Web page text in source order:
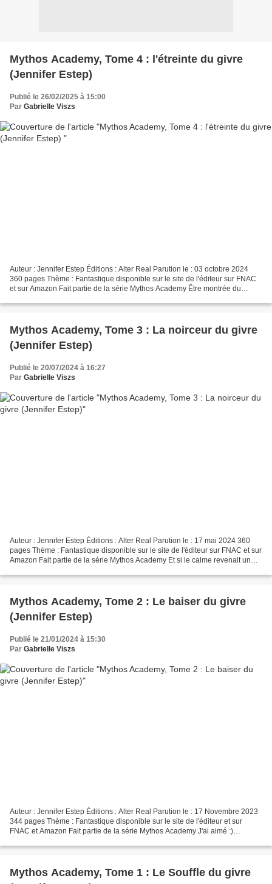
Mythos Academy, Tome 4 : l'étreinte du givre
(Jennifer Estep)
Publié le 26/02/2025 à 15:00
Par Gabrielle Viszs
Auteur : Jennifer Estep Éditions : Alter Real Parution le : 03 octobre 2024
360 pages Thème : Fantastique disponible sur le site de l'éditeur sur FNAC
et sur Amazon Fait partie de la série Mythos Academy Être montrée du
Mythos Academy, Tome 3 : La noirceur du givre
(Jennifer Estep)
Publié le 20/07/2024 à 16:27
Par Gabrielle Viszs
Auteur : Jennifer Estep Éditions : Alter Real Parution le : 17 mai 2024 360
pages Thème : Fantastique disponible sur le site de l'éditeur sur FNAC et sur
Amazon Fait partie de la série Mythos Academy Et si le calme revenait un
Mythos Academy, Tome 2 : Le baiser du givre
(Jennifer Estep)
Publié le 21/01/2024 à 15:30
Par Gabrielle Viszs
Auteur : Jennifer Estep Éditions : Alter Real Parution le : 17 Novembre 2023
344 pages Thème : Fantastique disponible sur le site de l'éditeur et sur
FNAC et Amazon Fait partie de la série Mythos Academy J'ai aimé :)
Mythos Academy, Tome 1 : Le Souffle du givre